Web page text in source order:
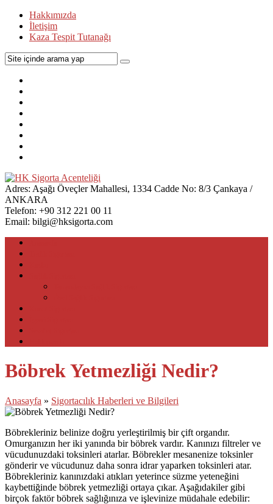
Hakkımızda
İletişim
Kaza Tespit Tutanağı
Adres: Aşağı Öveçler Mahallesi, 1334 Cadde No: 8/3 Çankaya /
ANKARA
Telefon: +90 312 221 00 11
Email: bilgi@hksigorta.com
Böbrek Yetmezliği Nedir?
Anasayfa » Sigortacılık Haberleri ve Bilgileri
Böbrekleriniz belinize doğru yerleştirilmiş bir çift organdır.
Omurganızın her iki yanında bir böbrek vardır. Kanınızı filtreler ve
vücudunuzdaki toksinleri atarlar. Böbrekler mesanenize toksinler
gönderir ve vücudunuz daha sonra idrar yaparken toksinleri atar.
Böbrekleriniz kanınızdaki atıkları yeterince süzme yeteneğini
kaybettiğinde böbrek yetmezliği ortaya çıkar. Aşağıdakiler gibi
birçok faktör böbrek sağlığınıza ve işlevinize müdahale edebilir: